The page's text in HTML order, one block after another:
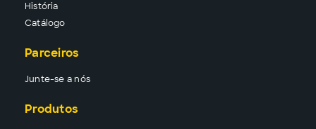
História
Catálogo
Parceiros
Junte-se a nós
Produtos